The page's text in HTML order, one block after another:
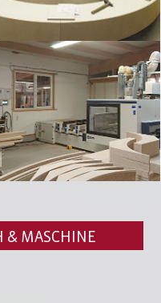
& MASCHINE